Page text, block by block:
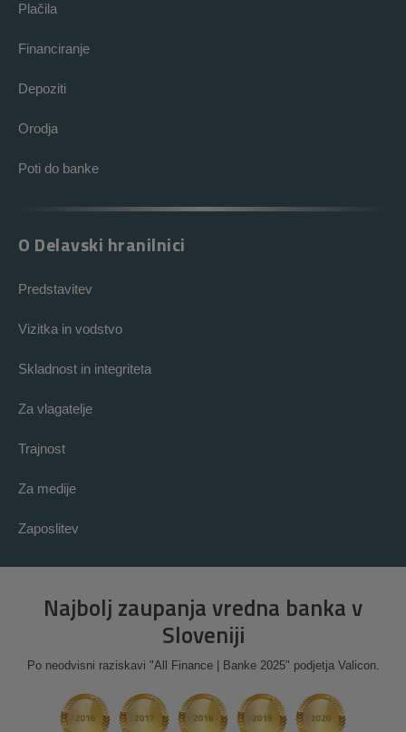
Plačila
Financiranje
Depoziti
Orodja
Poti do banke
O Delavski hranilnici
Predstavitev
Vizitka in vodstvo
Skladnost in integriteta
Za vlagatelje
Trajnost
Za medije
Zaposlitev
Najbolj zaupanja vredna banka v
Sloveniji
Po neodvisni raziskavi "All Finance | Banke 2025" podjetja Valicon.